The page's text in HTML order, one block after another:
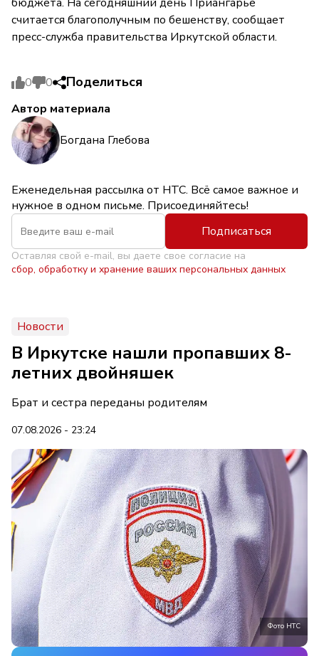
считается благополучным по бешенству, сообщает
пресс-служба правительства Иркутской области.
0 0 Поделиться
Автор материала
Богдана Глебова
Еженедельная рассылка от НТС. Всё самое важное и
нужное в одном письме. Присоединяйтесь!
Подписаться
Оставляя свой e-mail, вы даете свое согласие на
сбор, обработку и хранение ваших персональных данных
Новости
В Иркутске нашли пропавших 8-
летних двойняшек
Брат и сестра переданы родителям
07.08.2026 - 23:24
Фото НТС